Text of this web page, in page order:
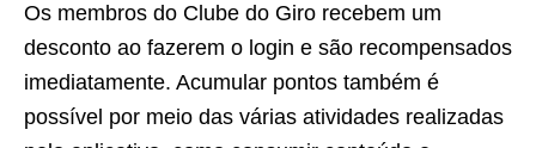
Os membros do Clube do Giro recebem um
desconto ao fazerem o login e são recompensados
imediatamente. Acumular pontos também é
possível por meio das várias atividades realizadas